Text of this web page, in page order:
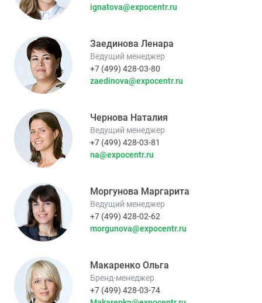
ignatova@expocentr.ru
Заединова Ленара
Ведущий менеджер
+7 (499) 428-03-80
zaedinova@expocentr.ru
Чернова Наталия
Ведущий менеджер
+7 (499) 428-03-81
na@expocentr.ru
Моргунова Маргарита
Ведущий менеджер
+7 (499) 428-02-62
morgunova@expocentr.ru
Макаренко Ольга
Бренд-менеджер
+7 (499) 428-03-74